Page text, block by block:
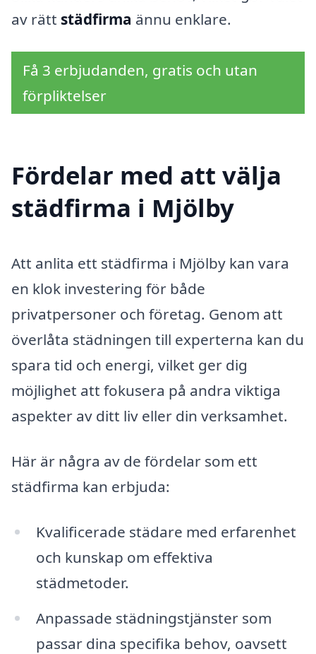
av rätt städfirma ännu enklare.
Få 3 erbjudanden, gratis och utan
förpliktelser
Fördelar med att välja
städfirma i Mjölby
Att anlita ett städfirma i Mjölby kan vara
en klok investering för både
privatpersoner och företag. Genom att
överlåta städningen till experterna kan du
spara tid och energi, vilket ger dig
möjlighet att fokusera på andra viktiga
aspekter av ditt liv eller din verksamhet.
Här är några av de fördelar som ett
städfirma kan erbjuda:
Kvalificerade städare med erfarenhet
och kunskap om effektiva
städmetoder.
Anpassade städningstjänster som
passar dina specifika behov, oavsett